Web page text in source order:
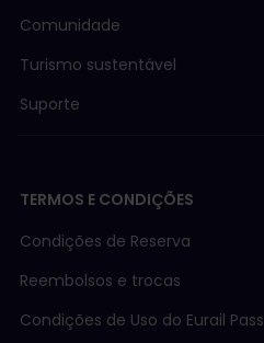
Comunidade
Turismo sustentável
Suporte
TERMOS E CONDIÇÕES
Condições de Reserva
Reembolsos e trocas
Condições de Uso do Eurail Pass